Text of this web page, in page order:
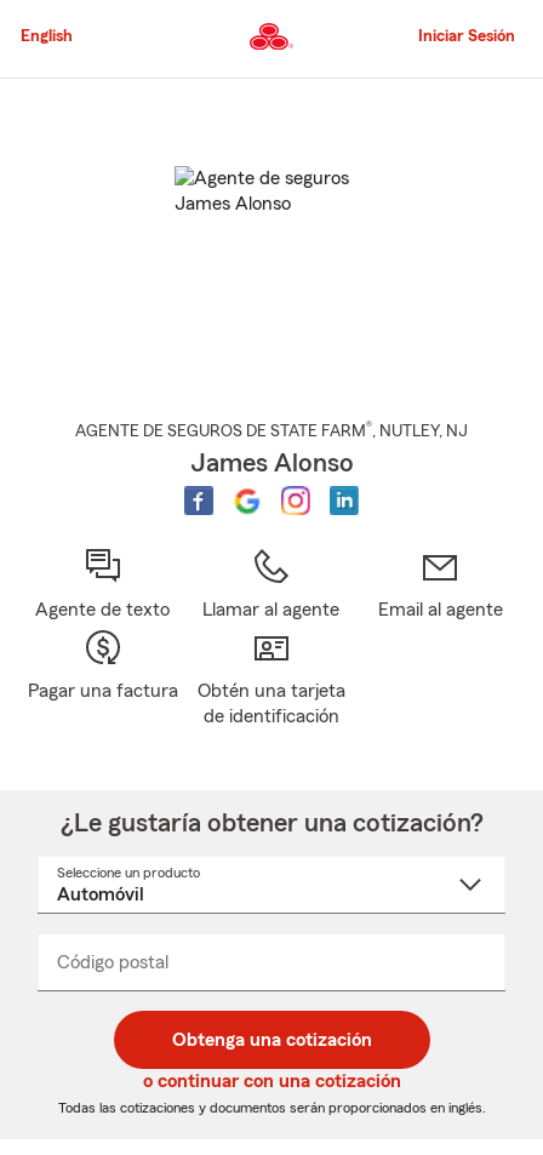
al
principal
English Iniciar Sesión
AGENTE DE SEGUROS DE STATE FARM®, NUTLEY, NJ
James Alonso
Agente de texto Llamar al agente Email al agente
Pagar una factura
Obtén una tarjeta
de identificación
¿Le gustaría obtener una cotización?
Seleccione un producto
desplegable
Código postal
de
5
dígitos
de
5
dígitos
_____
Obtenga una cotización
o continuar con una cotización
Todas las cotizaciones y documentos serán proporcionados en inglés.